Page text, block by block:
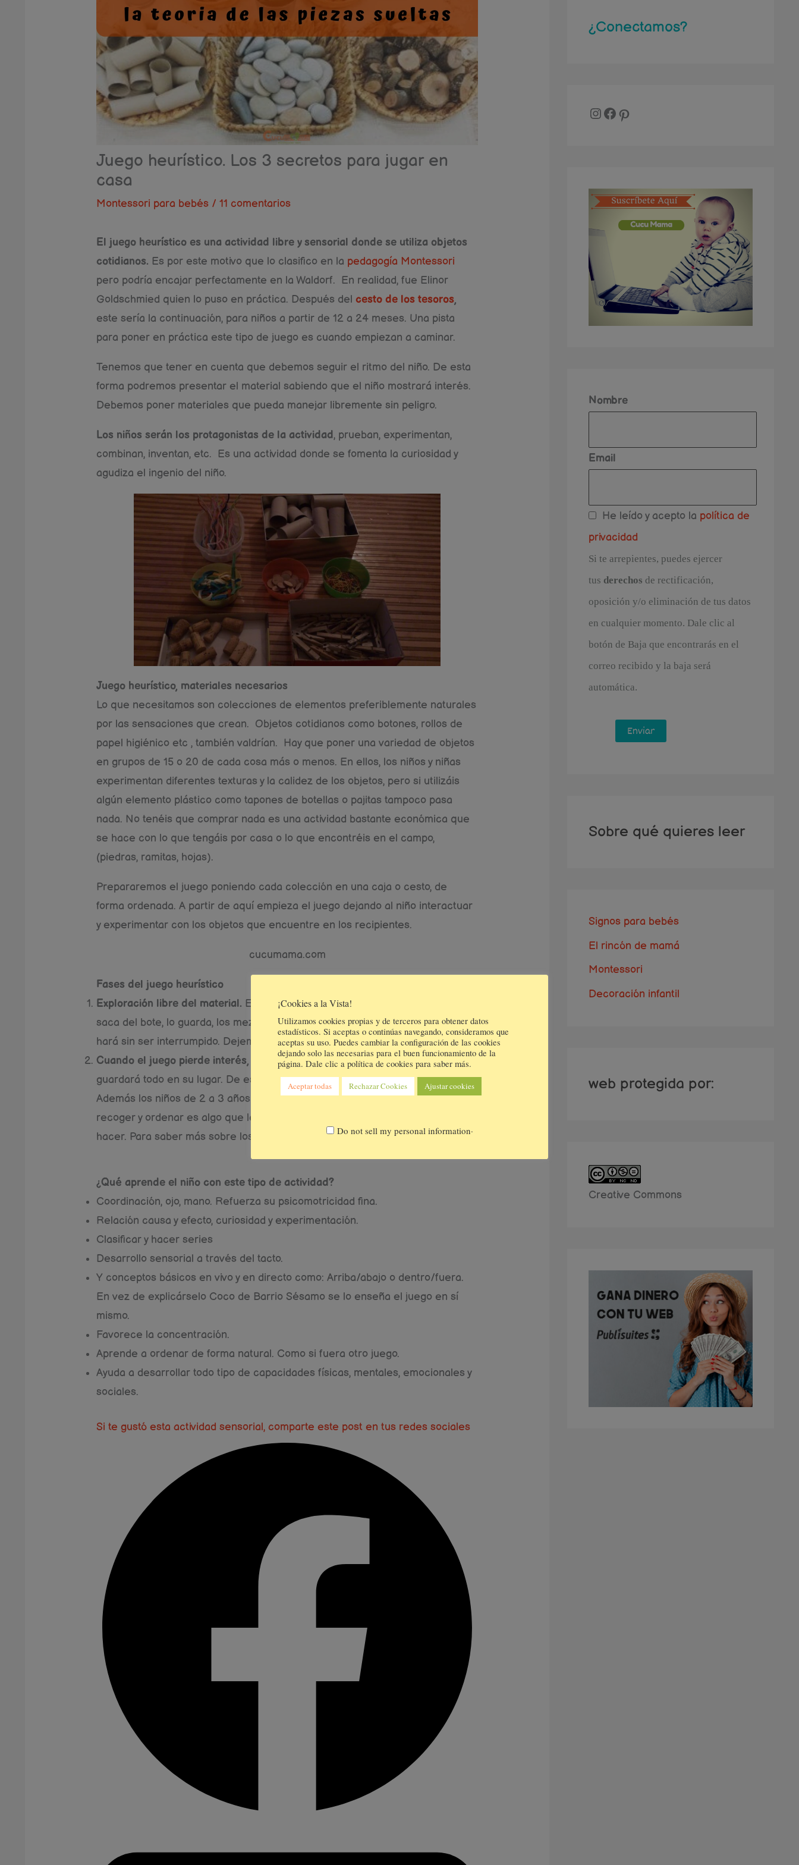
Juego heurístico. Los 3 secretos para jugar en
casa
Montessori para bebés /11 comentarios
El juego heurístico es una actividad libre y sensorial donde se utiliza objetos
cotidianos. Es por este motivo que lo clasifico en la pedagogía Montessori
pero podría encajar perfectamente en la Waldorf. En realidad, fue Elinor
Goldschmied quien lo puso en práctica. Después delcesto de los tesoros,
este sería la continuación, para niños a partir de 12 a 24 meses. Una pista
para poner en práctica este tipo de juego es cuando empiezan a caminar.
Tenemos que tener en cuenta que debemos seguir el ritmo del niño. De esta
forma podremos presentar el material sabiendo que el niño mostrará interés.
Debemos poner materiales que pueda manejar libremente sin peligro.
Los niños serán los protagonistas de la actividad, prueban, experimentan,
combinan, inventan, etc. Es una actividad donde se fomenta la curiosidad y
agudiza el ingenio del niño.
Juego heurístico, materiales necesarios
Lo que necesitamos son colecciones de elementos preferiblemente naturales
por las sensaciones que crean. Objetos cotidianos como botones, rollos de
papel higiénico etc , también valdrían. Hay que poner una variedad de objetos
en grupos de 15 o 20 de cada cosa más o menos. En ellos, los niños y niñas
experimentan diferentes texturas y la calidez de los objetos, pero si utilizáis
algún elemento plástico como tapones de botellas o pajitas tampoco pasa
nada. No tenéis que comprar nada es una actividad bastante económica que
se hace con lo que tengáis por casa o lo que encontréis en el campo,
(piedras, ramitas, hojas).
Prepararemos el juego poniendo cada colección en una caja o cesto, de
forma ordenada. A partir de aquí empieza el juego dejando al niño interactuar
y experimentar con los objetos que encuentre en los recipientes.
cucumama.com
Fases del juego heurístico
Exploración libre del material. El niño toca, golpea, mueve de un lado al otro,
saca del bote, lo guarda, los mezcla, los combina entre sí, etc. Todo esto lo
hará sin ser interrumpido. Dejemos que su imaginación vuele.
Cuando el juego pierde interés, por cansancio, aburrimiento,etc. El niño
guardará todo en su lugar. De esta forma adquiere hábitos para un futuro.
Además los niños de 2 a 3 años están en un período sensible en el que
recoger y ordenar es algo que les sale solo, sin esfuerzo de aprenderlo a
hacer. Para saber más sobre los
períodos sensiblespodéis leerlo por aquí.
¿Qué aprende el niño con este tipo de actividad?
Coordinación, ojo, mano. Refuerza su psicomotricidad fina.
Relación causa y efecto, curiosidad y experimentación.
Clasificar y hacer series
Desarrollo sensorial a través del tacto.
Y conceptos básicos en vivo y en directo como: Arriba/abajo o dentro/fuera.
En vez de explicárselo Coco de Barrio Sésamo se lo enseña el juego en sí
mismo.
Favorece la concentración.
Aprende a ordenar de forma natural. Como si fuera otro juego.
Ayuda a desarrollar todo tipo de capacidades físicas, mentales, emocionales y
sociales.
Si te gustó esta actividad sensorial, comparte este post en tus redes sociales
¿Conectamos?
Nombre
Email
He leído y acepto la política de
privacidad
Si te arrepientes, puedes ejercer
tus derechos de rectificación,
oposición y/o eliminación de tus datos
en cualquier momento. Dale clic al
botón de Baja que encontrarás en el
correo recibido y la baja será
automática.
Sobre qué quieres leer
Signos para bebés
El rincón de mamá
Montessori
Decoración infantil
web protegida por:
Creative Commons
¡Cookies a la Vista!
Utilizamos cookies propias y de terceros para obtener datos
estadísticos. Si aceptas o continúas navegando, consideramos que
aceptas su uso. Puedes cambiar la configuración de las cookies
dejando solo las necesarias para el buen funcionamiento de la
página. Dale clic a política de cookies para saber más.
Aceptar todas Rechazar Cookies Ajustar cookies
Do not sell my personal information.